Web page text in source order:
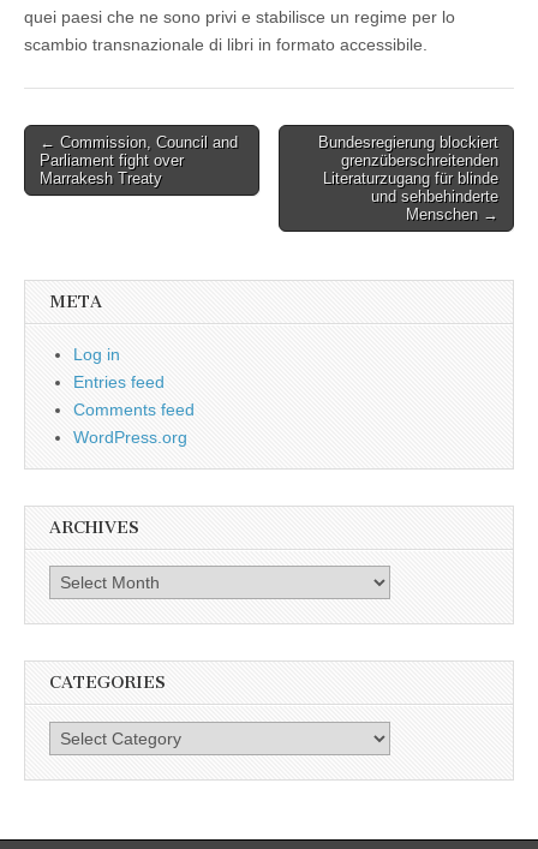
quei paesi che ne sono privi e stabilisce un regime per lo
scambio transnazionale di libri in formato accessibile.
Post
navigation
← Commission, Council and
Parliament fight over
Marrakesh Treaty
Bundesregierung blockiert
grenzüberschreitenden
Literaturzugang für blinde
und sehbehinderte
Menschen →
META
Log in
Entries feed
Comments feed
WordPress.org
ARCHIVES
Archives
CATEGORIES
Categories